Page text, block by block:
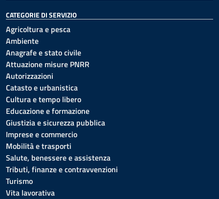
CATEGORIE DI SERVIZIO
Agricoltura e pesca
Ambiente
Anagrafe e stato civile
Attuazione misure PNRR
Autorizzazioni
Catasto e urbanistica
Cultura e tempo libero
Educazione e formazione
Giustizia e sicurezza pubblica
Imprese e commercio
Mobilità e trasporti
Salute, benessere e assistenza
Tributi, finanze e contravvenzioni
Turismo
Vita lavorativa